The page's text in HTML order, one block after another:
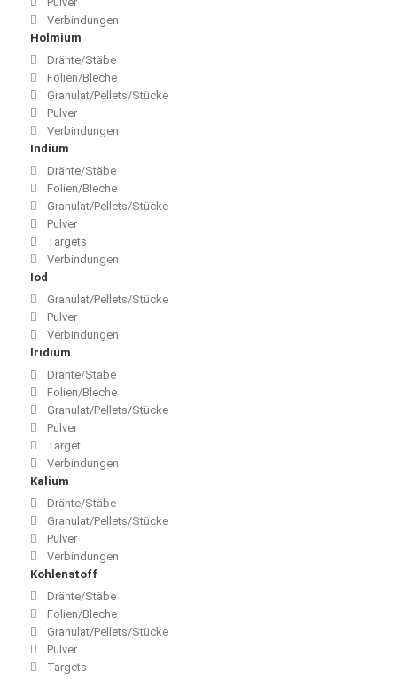
Verbindungen
Holmium
Drähte/Stäbe
Folien/Bleche
Granulat/Pellets/Stücke
Pulver
Verbindungen
Indium
Drähte/Stäbe
Folien/Bleche
Granulat/Pellets/Stücke
Pulver
Targets
Verbindungen
Iod
Granulat/Pellets/Stücke
Pulver
Verbindungen
Iridium
Drähte/Stäbe
Folien/Bleche
Granulat/Pellets/Stücke
Pulver
Target
Verbindungen
Kalium
Drähte/Stäbe
Granulat/Pellets/Stücke
Pulver
Verbindungen
Kohlenstoff
Drähte/Stäbe
Folien/Bleche
Granulat/Pellets/Stücke
Pulver
Targets